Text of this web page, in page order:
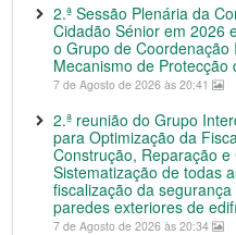
2.ª Sessão Plenária da
Cidadão Sénior em 2026
o Grupo de
Mecanismo de Protecção
7 de Agosto de 2026 às 20:41
2.ª reunião do Grupo
para Optimização da
Construção, Reparação
Sistematização de todas
fiscalização da
paredes exteriores de
7 de Agosto de 2026 às 20:34